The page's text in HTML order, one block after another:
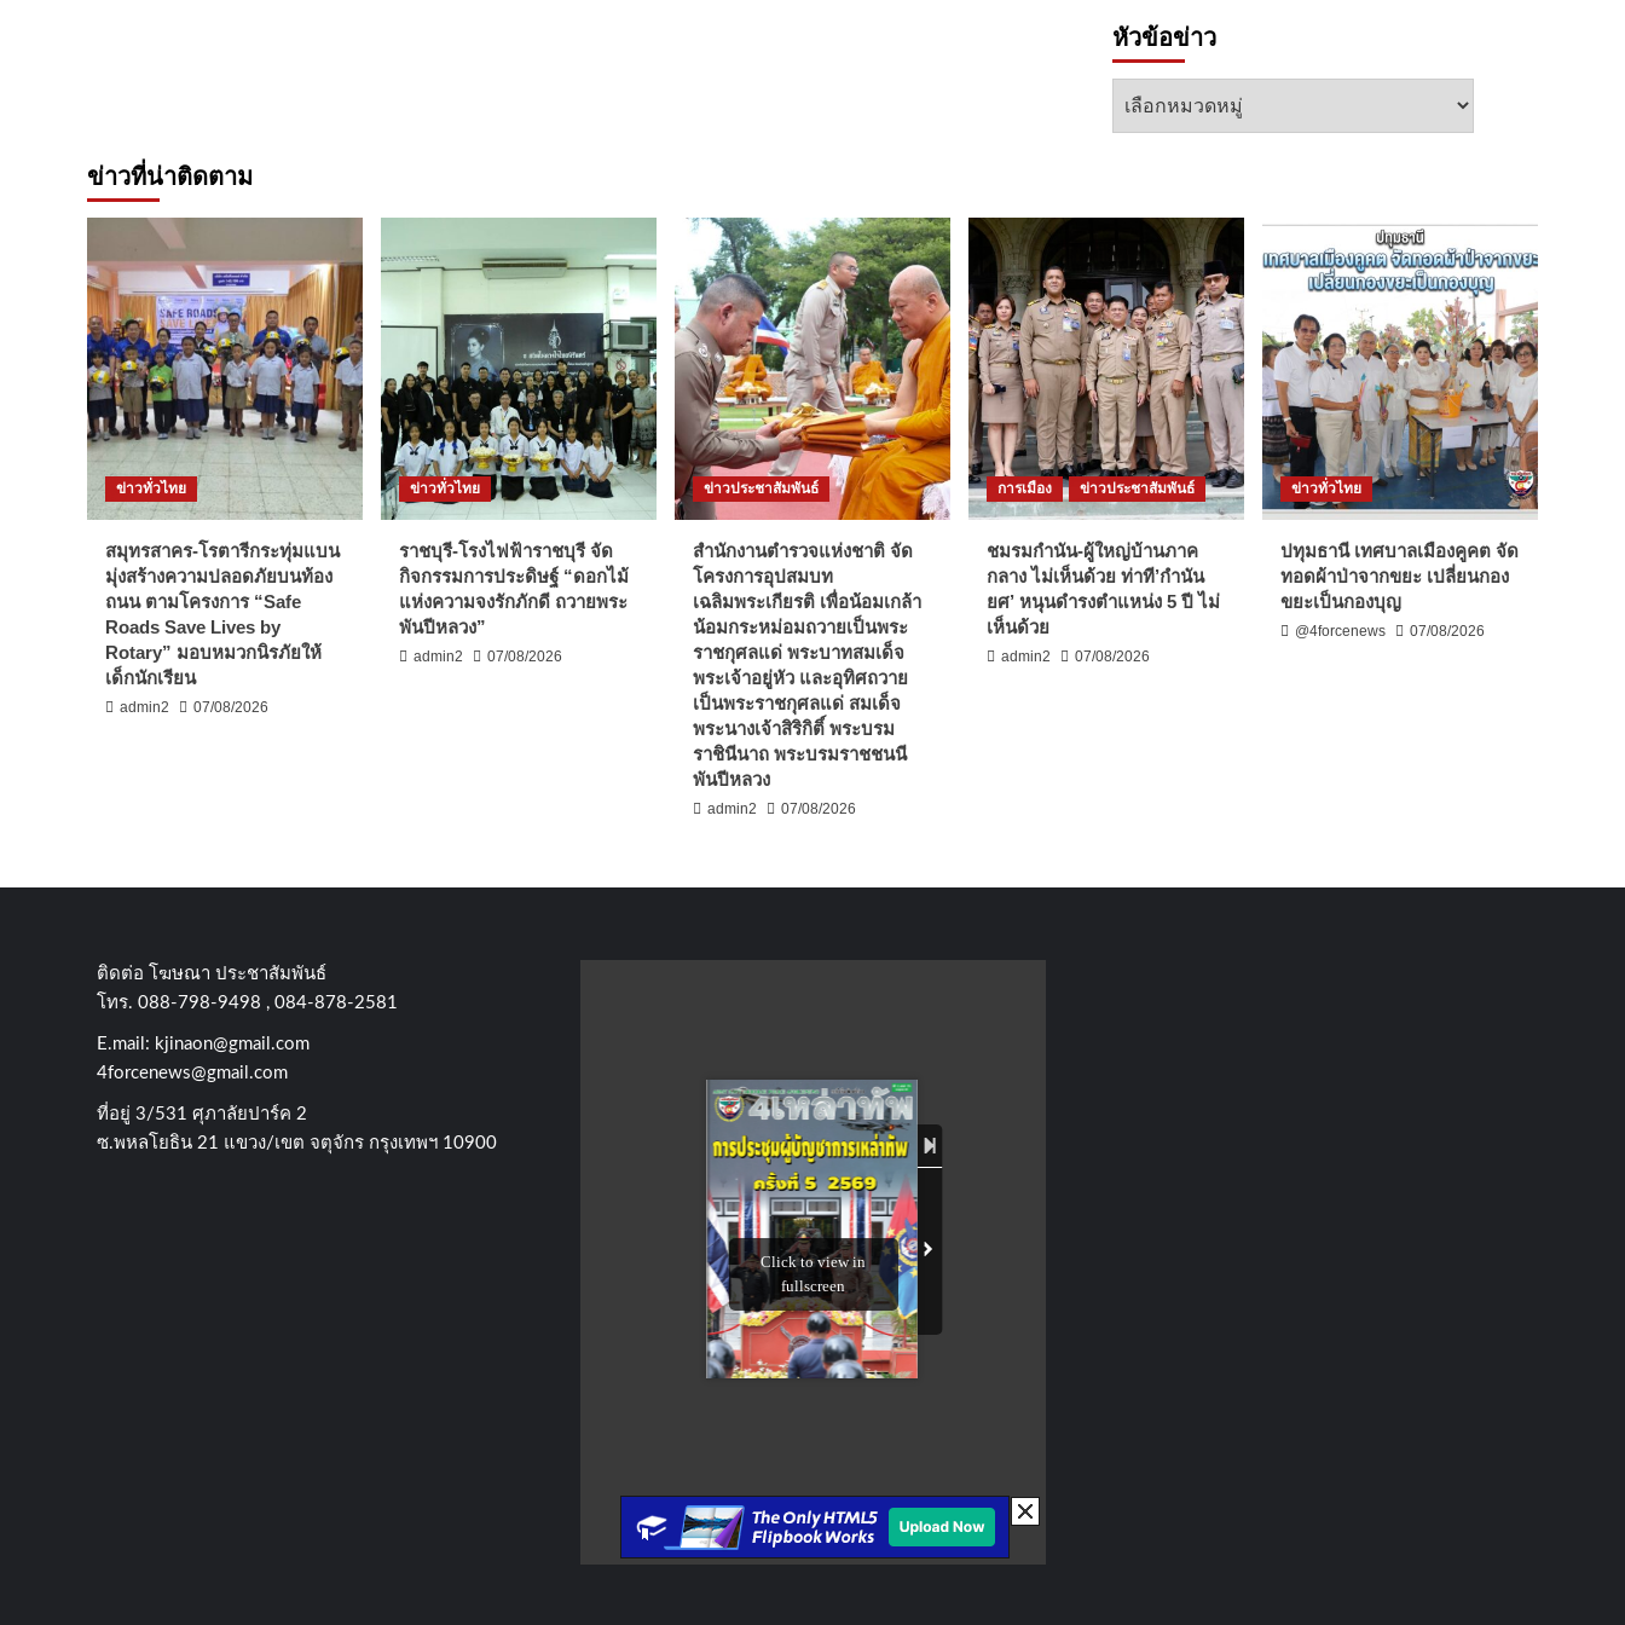
หัวข้อข่าว
หัวข้อ
ข่าวที่น่าติดตาม
ข่าวทั่วไทย
สมุทรสาคร-โรตารีกระทุ่มแบน
มุ่งสร้างความปลอดภัยบนท้อง
ถนน ตามโครงการ “Safe
Roads Save Lives by
Rotary” มอบหมวกนิรภัยให้
เด็กนักเรียน
admin2 07/08/2026
ข่าวทั่วไทย
ราชบุรี-โรงไฟฟ้าราชบุรี จัด
กิจกรรมการประดิษฐ์ “ดอกไม้
แห่งความจงรักภักดี ถวายพระ
พันปีหลวง”
admin2 07/08/2026
ข่าวประชาสัมพันธ์
สำนักงานตำรวจแห่งชาติ จัด
โครงการอุปสมบท
เฉลิมพระเกียรติ เพื่อน้อมเกล้า
น้อมกระหม่อมถวายเป็นพระ
ราชกุศลแด่ พระบาทสมเด็จ
พระเจ้าอยู่หัว และอุทิศถวาย
เป็นพระราชกุศลแด่ สมเด็จ
พระนางเจ้าสิริกิติ์ พระบรม
ราชินีนาถ พระบรมราชชนนี
พันปีหลวง
admin2 07/08/2026
การเมือง ข่าวประชาสัมพันธ์
ชมรมกำนัน-ผู้ใหญ่บ้านภาค
กลาง ไม่เห็นด้วย ท่าที’กำนัน
ยศ’ หนุนดำรงตำแหน่ง 5 ปี ไม่
เห็นด้วย
admin2 07/08/2026
ข่าวทั่วไทย
ปทุมธานี เทศบาลเมืองคูคต จัด
ทอดผ้าป่าจากขยะ เปลี่ยนกอง
ขยะเป็นกองบุญ
@4forcenews 07/08/2026
ติดต่อ​ โฆษณา​ ประชาสัมพันธ์
โทร​. 088-798-9498 , 084-878-2581
E.mail: kjinaon@gmail.com
4forcenews@gmail.com
ที่อยู่​ 3/531​ ศุภาลัยปาร์ค​ 2
ซ.พหลโยธิน​ 21​ แขวง/เขต​ จตุจักร​ กรุงเทพฯ 10900